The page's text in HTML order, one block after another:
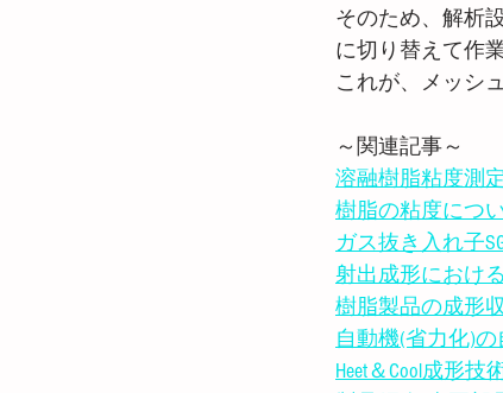
そのため、解析
に切り替えて作
これが、メッシ
～関連記事～
溶融樹脂粘度測
樹脂の粘度につ
ガス抜き入れ子
射出成形におけ
樹脂製品の成形
自動機(省力化)の
Heet＆Cool成形技